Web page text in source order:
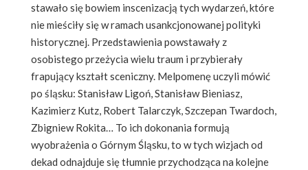
stawało się bowiem inscenizacją tych wydarzeń, które
nie mieściły się w ramach usankcjonowanej polityki
historycznej. Przedstawienia powstawały z
osobistego przeżycia wielu traum i przybierały
frapujący kształt sceniczny. Melpomenę uczyli mówić
po śląsku: Stanisław Ligoń, Stanisław Bieniasz,
Kazimierz Kutz, Robert Talarczyk, Szczepan Twardoch,
Zbigniew Rokita… To ich dokonania formują
wyobrażenia o Górnym Śląsku, to w tych wizjach od
dekad odnajduje się tłumnie przychodząca na kolejne